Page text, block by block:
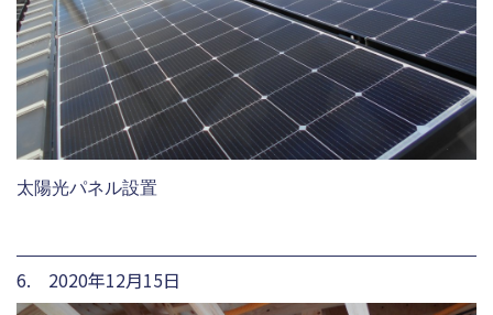
太陽光パネル設置
6. 2020年12月15日